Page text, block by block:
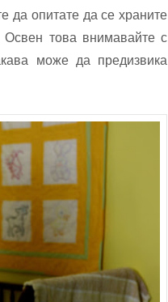
да опитате да се храните
Освен това внимавайте с
може да предизвика